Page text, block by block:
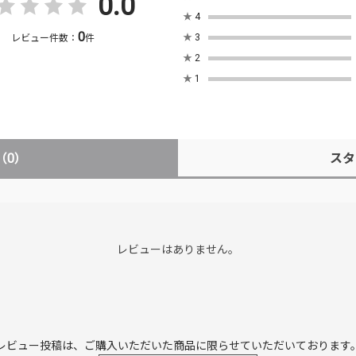
レビュー件数： 0件
★ 4
★ 3
★ 2
★ 1
（0） ス
レビューはありません。
ビュー投稿は、ご購入いただいた商品に限らせていただいております